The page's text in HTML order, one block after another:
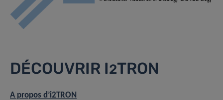
DÉCOUVRIR I2TRON
A propos d’i2TRON